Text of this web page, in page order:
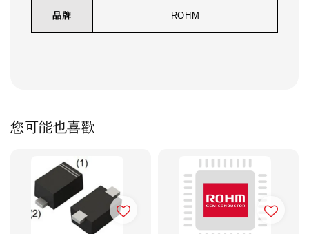
品牌 ROHM
您可能也喜歡